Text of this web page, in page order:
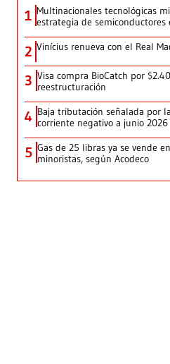
1 Multinacionales tecnológicas
estrategia de semiconductores
2 Vinícius renueva con el Real
3 Visa compra BioCatch por
reestructuración
4 Baja tributación señalada por
corriente negativo a junio 2026
5 Gas de 25 libras ya se vende
minoristas, según Acodeco